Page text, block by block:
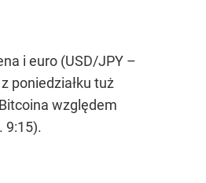
i euro (USD/JPY –
poniedziałku tuż
względem
9:15).